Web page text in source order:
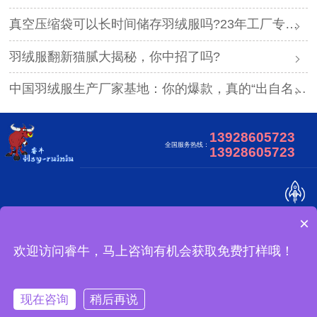
真空压缩袋可以长时间储存羽绒服吗?23年工厂专业解答
羽绒服翻新猫腻大揭秘，你中招了吗?
中国羽绒服生产厂家基地：你的爆款，真的“出自名门”吗？
全国服务热线： 13928605723
13928605723
广东睿牛制衣有限公司 版权所有
一键拨打 产品中心
怎么定制？
×
欢迎访问睿牛，马上咨询有机会获取免费打样哦！
现在咨询 稍后再说